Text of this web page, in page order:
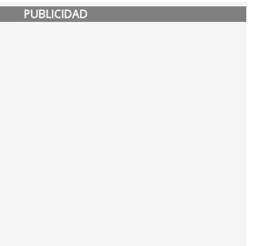
PUBLICIDAD